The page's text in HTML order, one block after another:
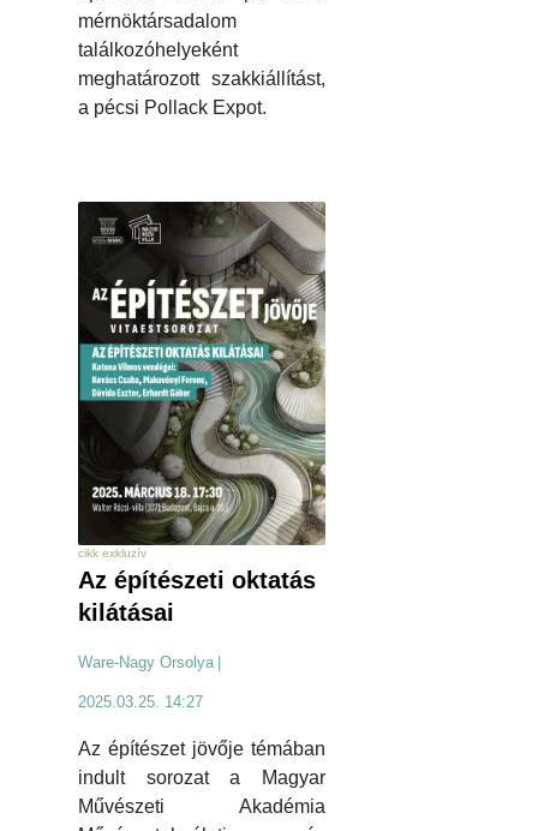
mérnöktársadalom
találkozóhelyeként
meghatározott szakkiállítást,
a pécsi Pollack Expot.
cikk exkluzív
Az építészeti oktatás
kilátásai
Ware-Nagy Orsolya
2025.03.25. 14:27
Az építészet jövője témában
indult sorozat a Magyar
Művészeti Akadémia